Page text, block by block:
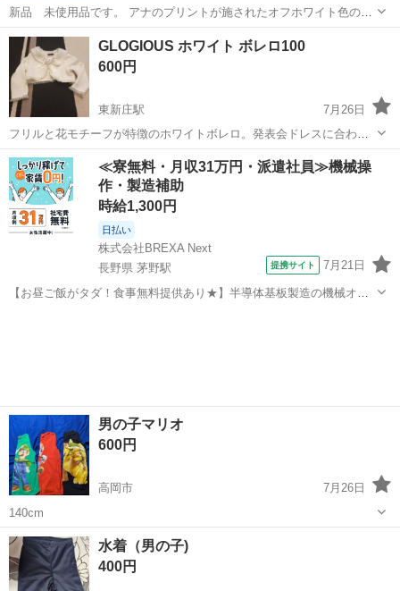
新品 未使用品です。 アナのプリントが施されたオフホワイト色のT
シャツ、サイズ150、ポリエステルと綿の混合素材。 - サイズ: 150 -
富山 富山市 キッズ用品
GLOGIOUS ホワイト ボレロ100
600円
東新庄駅
7月26日
フリルと花モチーフが特徴のホワイトボレロ。発表会ドレスに合わせ
ても◎短めカーディガン。 - ブランド: GLOGIOUS - 色: ホワイト - デ
ザイン: フリル付き、花モチーフ - 素材: 柔らかい生地 - スタイル:...
富山 富山市 東新庄駅 キッズ用品 ホワイト
≪寮無料・月収31万円・派遣社員≫機械操
作・製造補助
時給1,300円
日払い
株式会社BREXA Next
長野県 茅野駅
提携サイト 7月21日
【お昼ご飯がタダ！食事無料提供あり★】半導体基板製造の機械オペ
男の子マリオ
600円
高岡市
7月26日
140cm
富山 高岡市 キッズ用品
水着（男の子)
400円